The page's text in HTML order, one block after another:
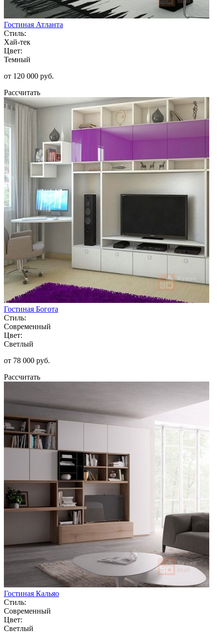
Гостиная Атланта
Стиль:
Хай-тек
Цвет:
Темный
от 120 000 руб.
Рассчитать
Гостиная Богота
Стиль:
Современный
Цвет:
Светлый
от 78 000 руб.
Рассчитать
Гостиная Кальяо
Стиль:
Современный
Цвет:
Светлый